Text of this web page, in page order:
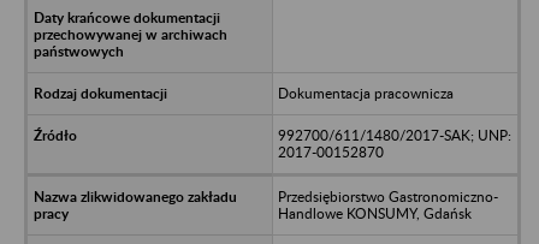
Dokumentacja pracownicza
992700/611/1480/2017-SAK; UNP:
2017-00152870
Przedsiębiorstwo Gastronomiczno-
Handlowe KONSUMY, Gdańsk